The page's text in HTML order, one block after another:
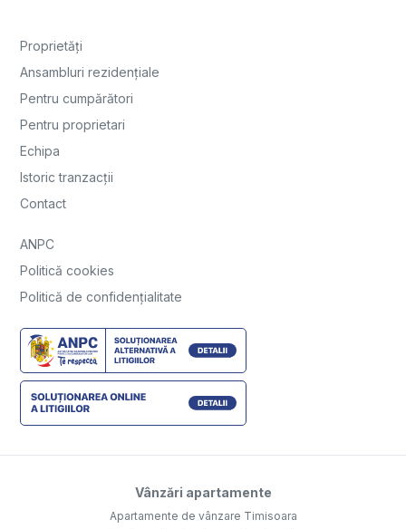
Proprietăți
Ansambluri rezidențiale
Pentru cumpărători
Pentru proprietari
Echipa
Istoric tranzacții
Contact
ANPC
Politică cookies
Politică de confidențialitate
Vânzări apartamente
Apartamente de vânzare Timisoara